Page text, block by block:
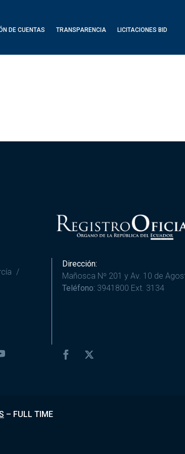
DE CUENTAS TRANSPARENCIA LICITACIONES BID
/
Dirección:
Mañosca Nº 201 y Av. 10 de
Teléfono: 3941800 Ext. 3134
– FULL TIME